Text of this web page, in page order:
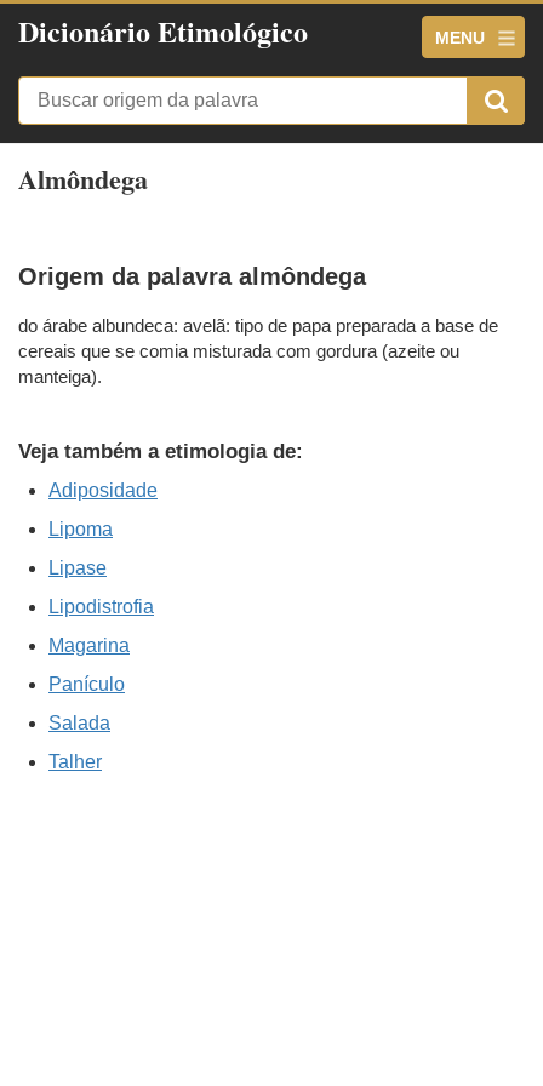
Dicionário Etimológico MENU
Almôndega
Origem da palavra almôndega
do árabe albundeca: avelã: tipo de papa preparada a base de
cereais que se comia misturada com gordura (azeite ou
manteiga).
Veja também a etimologia de:
Adiposidade
Lipoma
Lipase
Lipodistrofia
Magarina
Panículo
Salada
Talher